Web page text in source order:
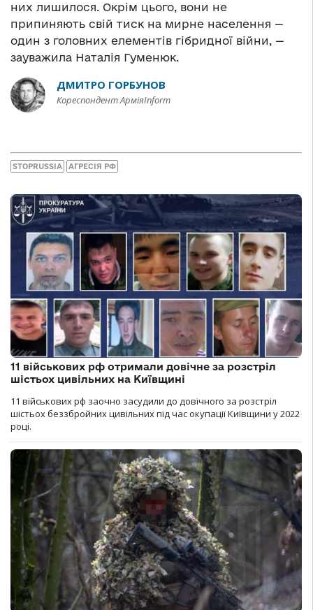
них лишилося. Окрім цього, вони не
припиняють свій тиск на мирне населення —
один з головних елементів гібридної війни, —
зауважила Наталія Гуменюк.
ДМИТРО ГОРБУНОВ
Кореспондент АрміяInform
STOPRUSSIA АГРЕСІЯ РФ
11 військових рф отримали довічне за розстріл
шістьох цивільних на Київщині
11 військових рф заочно засудили до довічного за розстріл
шістьох беззбройних цивільних під час окупації Київщини у 2022
році.